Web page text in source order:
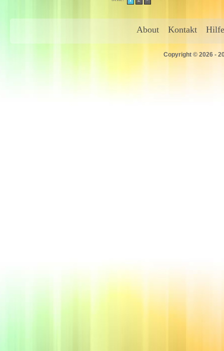
About Kontakt Hilfe
Copyright © 2026 -